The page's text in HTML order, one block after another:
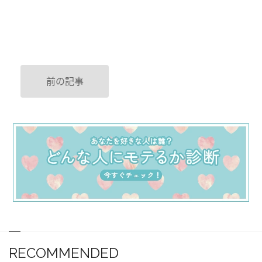
前の記事
RECOMMENDED